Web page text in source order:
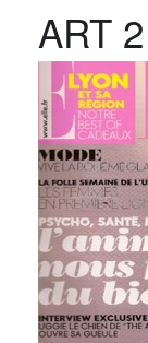
ART